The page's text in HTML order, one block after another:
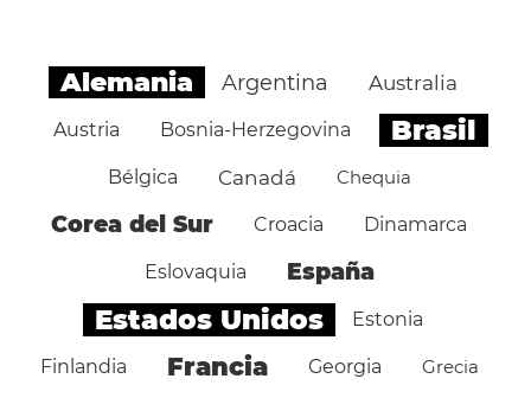
Alemania Argentina Australia
Austria Bosnia-Herzegovina Brasil
Bélgica Canadá Chequia
Corea del Sur Croacia Dinamarca
Eslovaquia España
Estados Unidos Estonia
Finlandia Francia Georgia Grecia